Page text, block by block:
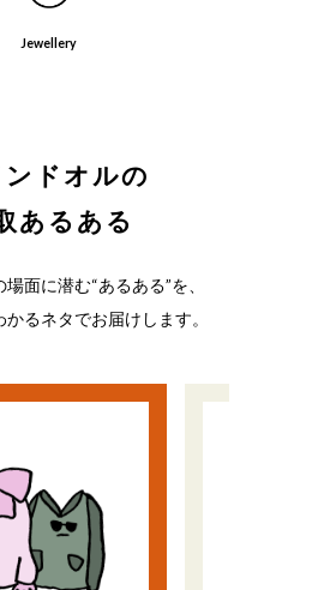
Jewellery
ンドオルの
あるある
面に潜む“あるある”を、
るネタでお届けします。
だと思ってた